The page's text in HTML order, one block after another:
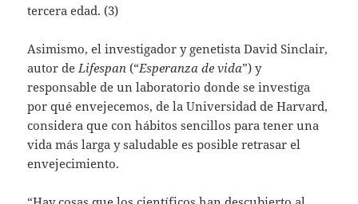
tercera edad. (3)
Asimismo, el investigador y genetista David Sinclair,
autor de Lifespan (“Esperanza de vida”) y
responsable de un laboratorio donde se investiga
por qué envejecemos, de la Universidad de Harvard,
considera que con hábitos sencillos para tener una
vida más larga y saludable es posible retrasar el
envejecimiento.